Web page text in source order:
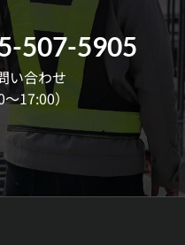
507-5905
い合わせ
17:00）